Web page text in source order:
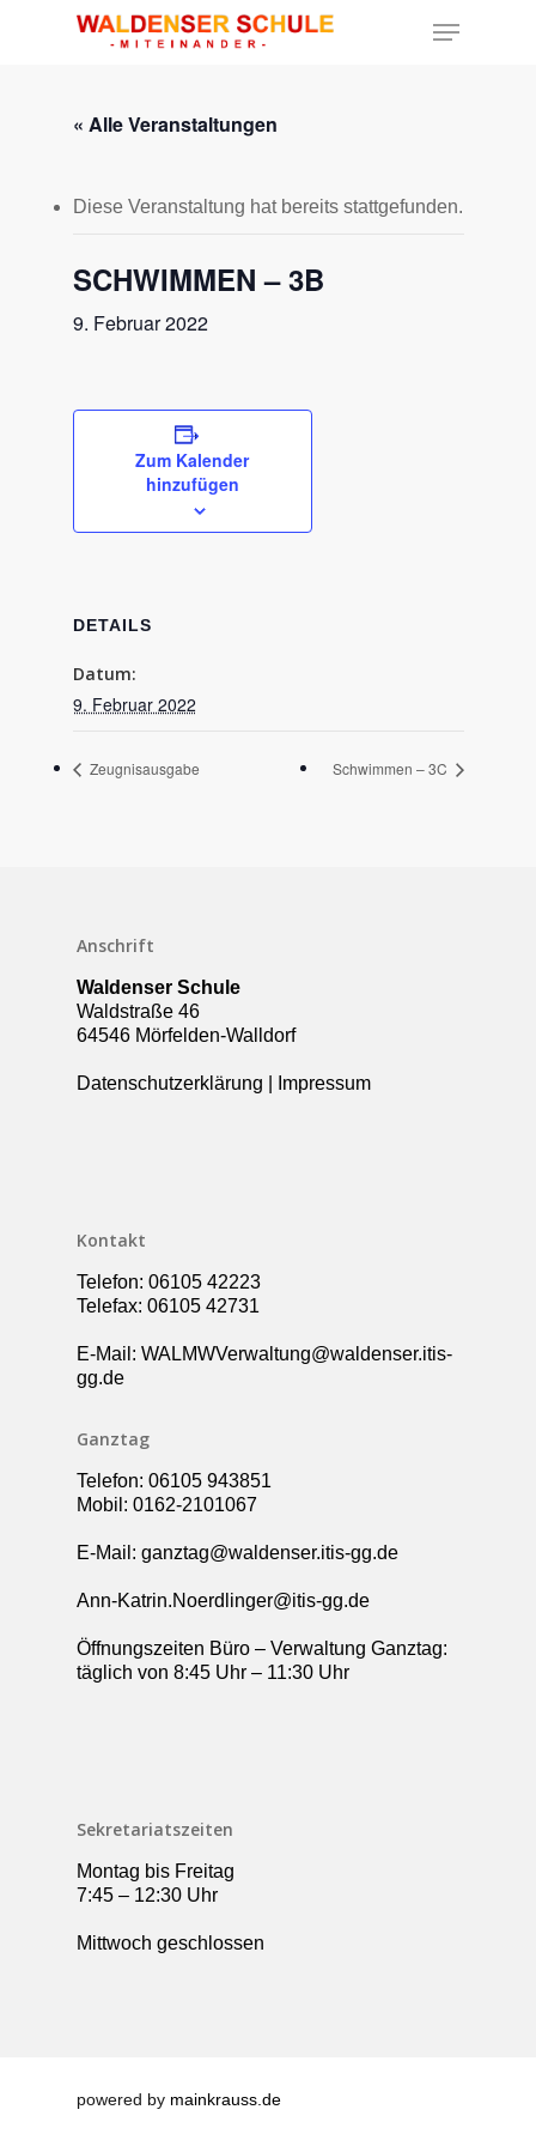
« Alle Veranstaltungen
Diese Veranstaltung hat bereits stattgefunden.
SCHWIMMEN – 3B
9. Februar 2022
Zum Kalender
hinzufügen
DETAILS
Datum:
9. Februar 2022
Zeugnisausgabe Schwimmen – 3C
Anschrift
Waldenser Schule
Waldstraße 46
64546 Mörfelden-Walldorf
Datenschutzerklärung Impressum
Kontakt
Telefon: 06105 42223
Telefax: 06105 42731
E-Mail: WALMWVerwaltung@waldenser.itis-
gg.de
Ganztag
Telefon: 06105 943851
Mobil: 0162-2101067
E-Mail: ganztag@waldenser.itis-gg.de
Ann-Katrin.Noerdlinger@itis-gg.de
Öffnungszeiten Büro – Verwaltung Ganztag:
täglich von 8:45 Uhr – 11:30 Uhr
Sekretariatszeiten
Montag bis Freitag
7:45 – 12:30 Uhr
Mittwoch geschlossen
powered by mainkrauss.de